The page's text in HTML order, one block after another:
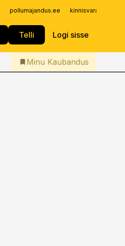
pollumajandus.ee
Telli Logi sisse
Iseteenindus
Telli Kaubandus
Minu Kaubandus